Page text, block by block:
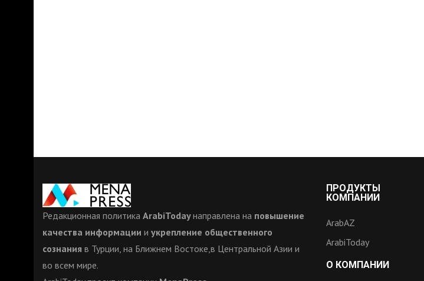
Редакционная политика ArabiTodayнаправлена на повышение
качества информации и укрепление общественного
сознания в Турции, на Ближнем Востоке,в Центральной Азии и
во всем мире.
ПРОДУКТЫ
КОМПАНИИ
ArabAZ
ArabiToday
О КОМПАНИИ